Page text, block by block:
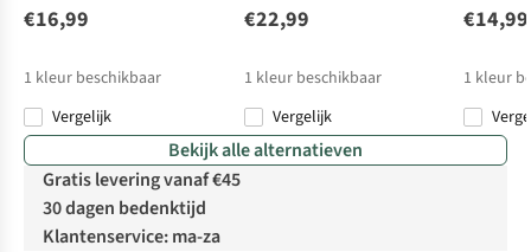
€16,99
1 kleur beschikbaar
Vergelijk
€22,99
1 kleur beschikbaar
Vergelijk
€14,99
1 kleur
Bekijk alle alternatieven
Gratis levering vanaf €45
30 dagen bedenktijd
Klantenservice: ma-za